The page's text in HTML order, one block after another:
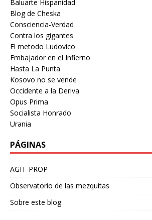
Baluarte Hispanidad
Blog de Cheska
Consciencia-Verdad
Contra los gigantes
El metodo Ludovico
Embajador en el Infierno
Hasta La Punta
Kosovo no se vende
Occidente a la Deriva
Opus Prima
Socialista Honrado
Urania
PÁGINAS
AGIT-PROP
Observatorio de las mezquitas
Sobre este blog